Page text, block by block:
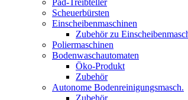
Scheuerbürsten
Einscheibenmaschinen
Zubehör zu
Poliermaschinen
Bodenwaschautomaten
Öko-Produkt
Zubehör
Autonome Bodenreinigungsmasch.
Zubehör